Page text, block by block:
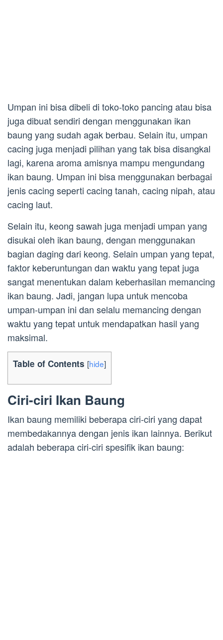
Umpan ini bisa dibeli di toko-toko pancing atau bisa
juga dibuat sendiri dengan menggunakan ikan
baung yang sudah agak berbau. Selain itu, umpan
cacing juga menjadi pilihan yang tak bisa disangkal
lagi, karena aroma amisnya mampu mengundang
ikan baung. Umpan ini bisa menggunakan berbagai
jenis cacing seperti cacing tanah, cacing nipah, atau
cacing laut.
Selain itu, keong sawah juga menjadi umpan yang
disukai oleh ikan baung, dengan menggunakan
bagian daging dari keong. Selain umpan yang tepat,
faktor keberuntungan dan waktu yang tepat juga
sangat menentukan dalam keberhasilan memancing
ikan baung. Jadi, jangan lupa untuk mencoba
umpan-umpan ini dan selalu memancing dengan
waktu yang tepat untuk mendapatkan hasil yang
maksimal.
Table of Contents [hide]
Ciri-ciri Ikan Baung
Ikan baung memiliki beberapa ciri-ciri yang dapat
membedakannya dengan jenis ikan lainnya. Berikut
adalah beberapa ciri-ciri spesifik ikan baung: